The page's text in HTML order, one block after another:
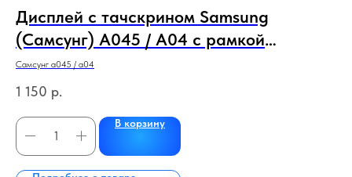
Дисплей с тачскрином Samsung
(Самсунг) A045 / A04 с рамкой
(сервисный 100% оригинал) (черный)
Самсунг а045 / а04
1 150 р.
В корзину